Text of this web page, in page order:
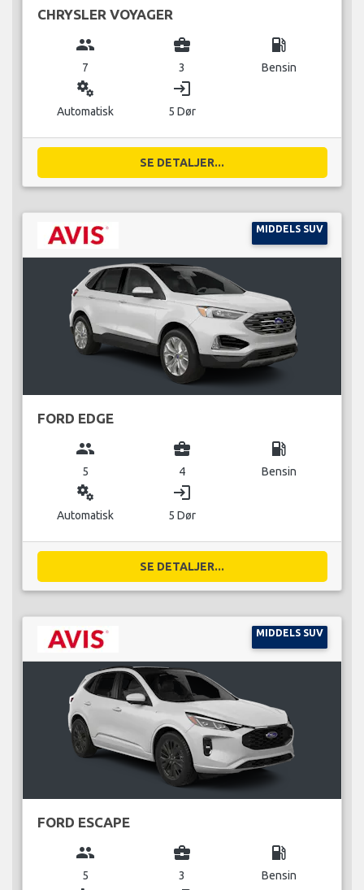
CHRYSLER VOYAGER
group
7
business_center
3
local_gas_station
Bensin
miscellaneous_services
Automatisk
login
5 Dør
SE DETALJER...
MIDDELS SUV
FORD EDGE
group
5
business_center
4
local_gas_station
Bensin
miscellaneous_services
Automatisk
login
5 Dør
SE DETALJER...
MIDDELS SUV
FORD ESCAPE
group
5
business_center
3
local_gas_station
Bensin